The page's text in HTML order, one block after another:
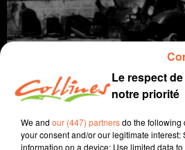
Le respect
notre priorité
We and our (447) partnersdo the following
your consent and/or our legitimate interest:
information on a device; Use limited data